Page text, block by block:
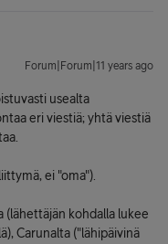
Forum|Forum|11 years ago
usealta
eri viestiä; yhtä viestiä
ei "oma").
kohdalla lukee
Carunalta ("lähipäivinä